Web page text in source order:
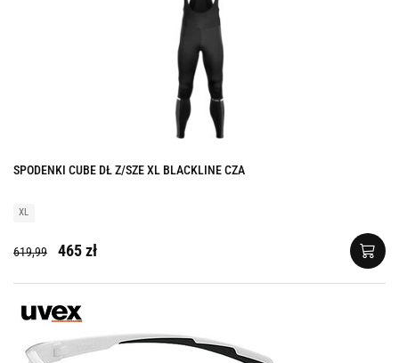
SPODENKI CUBE DŁ Z/SZE XL BLACKLINE CZA
XL
619,99 465 zł